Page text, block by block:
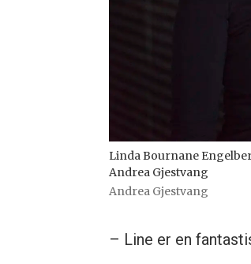
Linda Bournane
Andrea Gjestvang
Andrea Gjestvang
– Line er en